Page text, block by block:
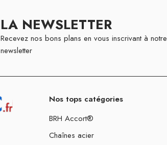
LA NEWSLETTER
Recevez nos bons plans en vous inscrivant à notre
newsletter
Nos tops catégories
BRH Accort®
Chaînes acier